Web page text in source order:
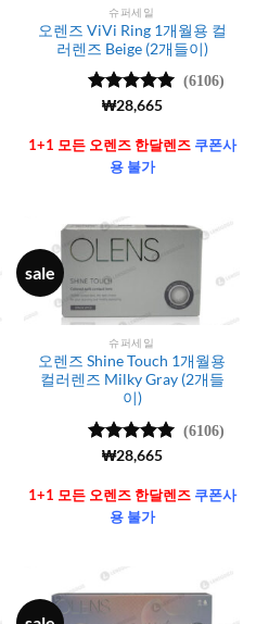
슈퍼세일
오렌즈 ViVi Ring 1개월용 컬
러렌즈 Beige (2개들이)
5 중에서
가됨
(6106)
₩28,665
1+1 모든 오렌즈 한달렌즈쿠폰사
용 불가
sale
슈퍼세일
오렌즈 Shine Touch 1개월용
컬러렌즈 Milky Gray (2개들
이)
5 중에서
가됨
(6106)
₩28,665
1+1 모든 오렌즈 한달렌즈쿠폰사
용 불가